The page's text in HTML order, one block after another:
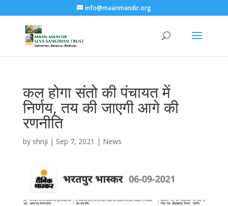
info@maanmandir.org
कल होगा संतो की पंचायत में
निर्णय, तय की जाएगी आगे की
रणनीति
by shriji | Sep 7, 2021 | News